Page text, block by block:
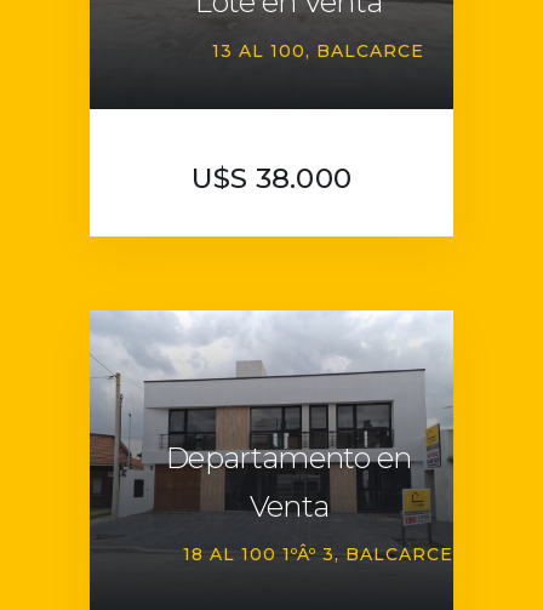
13 AL 100 BALCARCE
U$S 38.000
Departamento en
Venta
18 AL 100 1ºÂº 3 BALCARCE